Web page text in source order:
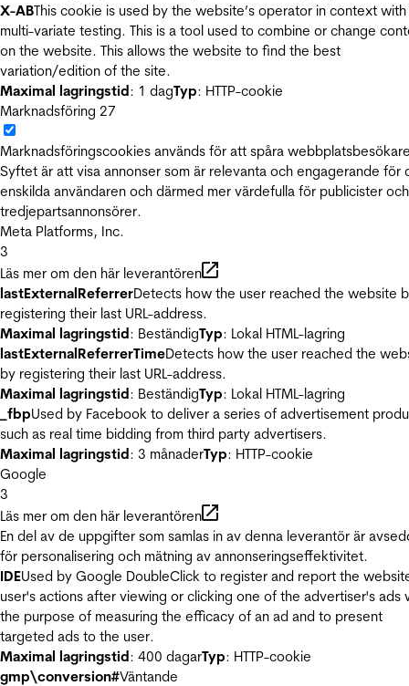
X-ABThis cookie is used by the website’s operator in context with
multi-variate testing. This is a tool used to combine or change
on the website. This allows the website to find the best
variation/edition of the site.
Maximal lagringstid: 1 dagTyp: HTTP-cookie
Marknadsföring 27
Marknadsföringscookies används för att spåra
Syftet är att visa annonser som är relevanta och engagerande för
enskilda användaren och därmed mer värdefulla för publicister och
tredjepartsannonsörer.
Meta Platforms, Inc.
3
Läs mer om den här leverantören
lastExternalReferrerDetects how the user reached the website
registering their last URL-address.
Maximal lagringstid: BeständigTyp: Lokal HTML-lagring
lastExternalReferrerTimeDetects how the user reached the
by registering their last URL-address.
Maximal lagringstid: BeständigTyp: Lokal HTML-lagring
_fbpUsed by Facebook to deliver a series of advertisement
such as real time bidding from third party advertisers.
Maximal lagringstid: 3 månaderTyp: HTTP-cookie
Google
3
Läs mer om den här leverantören
En del av de uppgifter som samlas in av denna leverantör är
för personalisering och mätning av annonseringseffektivitet.
IDEUsed by Google DoubleClick to register and report the
user's actions after viewing or clicking one of the advertiser's ads
the purpose of measuring the efficacy of an ad and to present
targeted ads to the user.
Maximal lagringstid: 400 dagarTyp: HTTP-cookie
gmp\conversion#Väntande